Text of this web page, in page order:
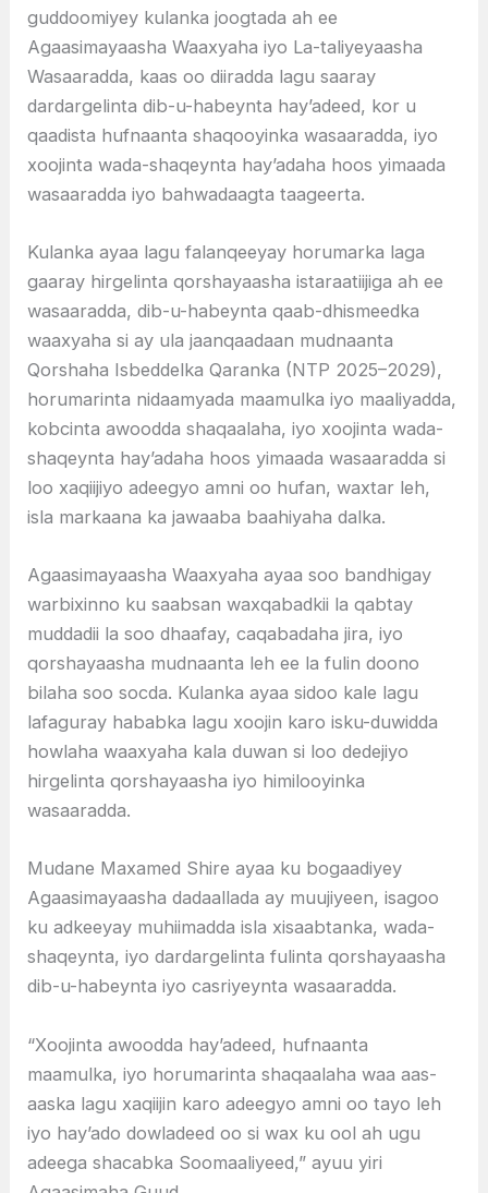
guddoomiyey kulanka joogtada ah ee
Agaasimayaasha Waaxyaha iyo La-taliyeyaasha
Wasaaradda, kaas oo diiradda lagu saaray
dardargelinta dib-u-habeynta hay’adeed, kor u
qaadista hufnaanta shaqooyinka wasaaradda, iyo
xoojinta wada-shaqeynta hay’adaha hoos yimaada
wasaaradda iyo bahwadaagta taageerta.
Kulanka ayaa lagu falanqeeyay horumarka laga
gaaray hirgelinta qorshayaasha istaraatiijiga ah ee
wasaaradda, dib-u-habeynta qaab-dhismeedka
waaxyaha si ay ula jaanqaadaan mudnaanta
Qorshaha Isbeddelka Qaranka (NTP 2025–2029),
horumarinta nidaamyada maamulka iyo maaliyadda,
kobcinta awoodda shaqaalaha, iyo xoojinta wada-
shaqeynta hay’adaha hoos yimaada wasaaradda si
loo xaqiijiyo adeegyo amni oo hufan, waxtar leh,
isla markaana ka jawaaba baahiyaha dalka.
Agaasimayaasha Waaxyaha ayaa soo bandhigay
warbixinno ku saabsan waxqabadkii la qabtay
muddadii la soo dhaafay, caqabadaha jira, iyo
qorshayaasha mudnaanta leh ee la fulin doono
bilaha soo socda. Kulanka ayaa sidoo kale lagu
lafaguray hababka lagu xoojin karo isku-duwidda
howlaha waaxyaha kala duwan si loo dedejiyo
hirgelinta qorshayaasha iyo himilooyinka
wasaaradda.
Mudane Maxamed Shire ayaa ku bogaadiyey
Agaasimayaasha dadaallada ay muujiyeen, isagoo
ku adkeeyay muhiimadda isla xisaabtanka, wada-
shaqeynta, iyo dardargelinta fulinta qorshayaasha
dib-u-habeynta iyo casriyeynta wasaaradda.
“Xoojinta awoodda hay’adeed, hufnaanta
maamulka, iyo horumarinta shaqaalaha waa aas-
aaska lagu xaqiijin karo adeegyo amni oo tayo leh
iyo hay’ado dowladeed oo si wax ku ool ah ugu
adeega shacabka Soomaaliyeed,” ayuu yiri